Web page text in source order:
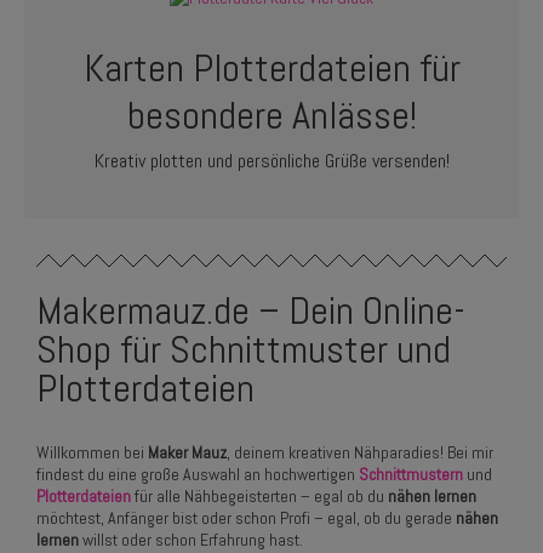
Karten Plotterdateien für
besondere Anlässe!
Kreativ plotten und persönliche Grüße versenden!
Makermauz.de – Dein Online-
Shop für Schnittmuster und
Plotterdateien
Willkommen bei Maker Mauz, deinem kreativen Nähparadies! Bei mir
findest du eine große Auswahl an hochwertigen Schnittmustern und
Plotterdateienfür alle Nähbegeisterten – egal ob du nähen lernen
möchtest, Anfänger bist oder schon Profi – egal, ob du gerade nähen
lernenwillst oder schon Erfahrung hast.